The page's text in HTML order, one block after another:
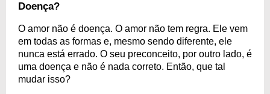
Doença?
O amor não é doença. O amor não tem regra. Ele vem
em todas as formas e, mesmo sendo diferente, ele
nunca está errado. O seu preconceito, por outro lado, é
uma doença e não é nada correto. Então, que tal
mudar isso?